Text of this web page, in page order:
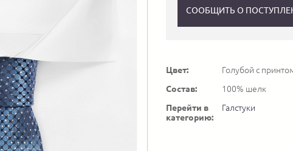
СООБЩИТЬ О
Цвет:
Голубой с
Состав:
100% шелк
Перейти в
категорию:
Галстуки